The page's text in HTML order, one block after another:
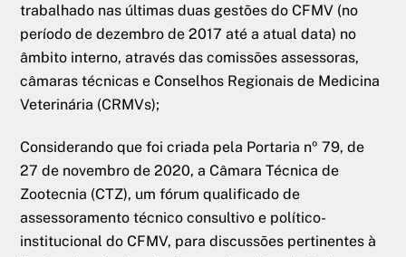
trabalhado nas últimas duas gestões do CFMV (no
período de dezembro de 2017 até a atual data) no
âmbito interno, através das comissões assessoras,
câmaras técnicas e Conselhos Regionais de Medicina
Veterinária (CRMVs);
Considerando que foi criada pela Portaria nº 79, de
27 de novembro de 2020, a Câmara Técnica de
Zootecnia (CTZ), um fórum qualificado de
assessoramento técnico consultivo e político-
institucional do CFMV, para discussões pertinentes à